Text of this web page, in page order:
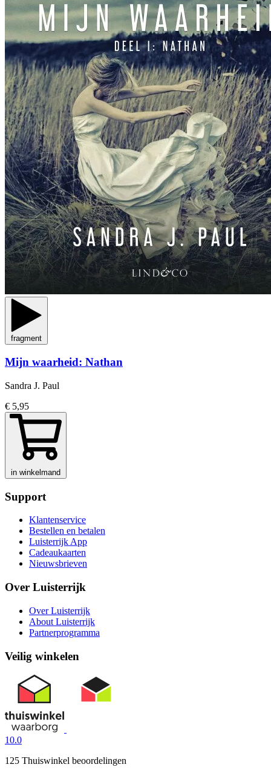
fragment
Mijn waarheid: Nathan
Sandra J. Paul
€ 5,95
in winkelmand
Support
Klantenservice
Bestellen en betalen
Luisterrijk App
Cadeaukaarten
Nieuwsbrieven
Over Luisterrijk
Over Luisterrijk
About Luisterrijk
Partnerprogramma
Veilig winkelen
10.0
125 Thuiswinkel beoordelingen